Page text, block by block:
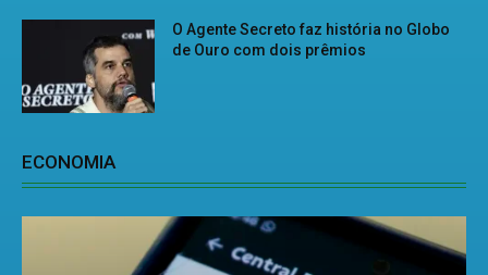
O Agente Secreto faz história no Globo
de Ouro com dois prêmios
ECONOMIA